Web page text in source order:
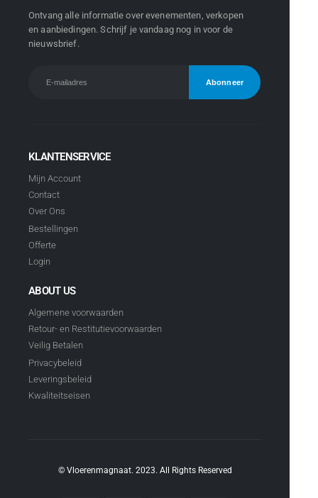
Ontvang alle informatie over evenementen, verkopen
en aanbiedingen. Schrijf je vandaag nog in voor de
nieuwsbrief.
KLANTENSERVICE
Mijn Account
Contact
Over Ons
Bestellingen
Offerte
Login
ABOUT US
Algemene voorwaarden
Retour- en Restitutievoorwaarden
Veilig Betalen
Privacybeleid
Leveringsbeleid
Kwaliteitseisen
© Vloerenmagnaat. 2023. All Rights Reserved